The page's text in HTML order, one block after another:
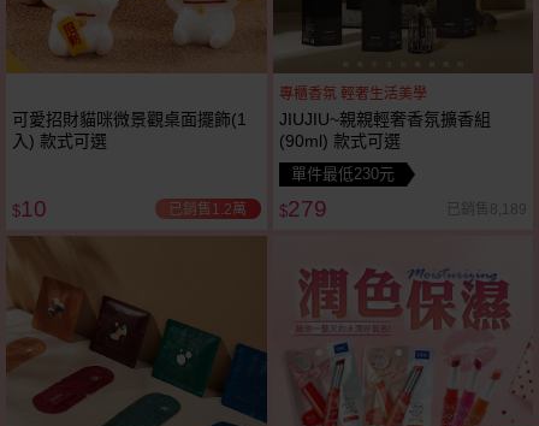
可愛招財貓咪微景觀桌面擺飾(1
入) 款式可選
$10 已銷售1.2萬
專櫃香氛 輕奢生活美學
JIUJIU~親親輕奢香氛擴香組
(90ml) 款式可選
單件最低230元
$279 已銷售8,189